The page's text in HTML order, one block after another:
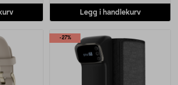
Legg i handlekurv
-27%